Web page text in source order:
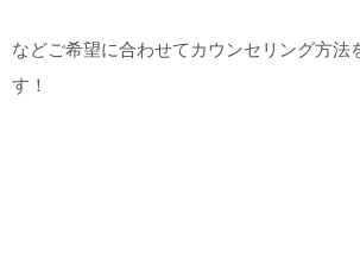
などご希望に合わせてカウンセリング方法
す！